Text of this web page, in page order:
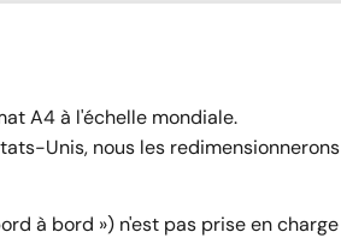
A4 à l'échelle mondiale.
Unis, nous les redimensionnerons
à bord ») n'est pas prise en charge